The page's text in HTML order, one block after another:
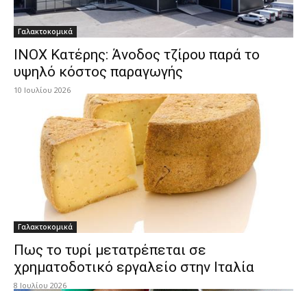
Γαλακτοκομικά
ΙNOX Κατέρης: Άνοδος τζίρου παρά το
υψηλό κόστος παραγωγής
10 Ιουλίου 2026
Γαλακτοκομικά
Πως το τυρί μετατρέπεται σε
χρηματοδοτικό εργαλείο στην Ιταλία
8 Ιουλίου 2026